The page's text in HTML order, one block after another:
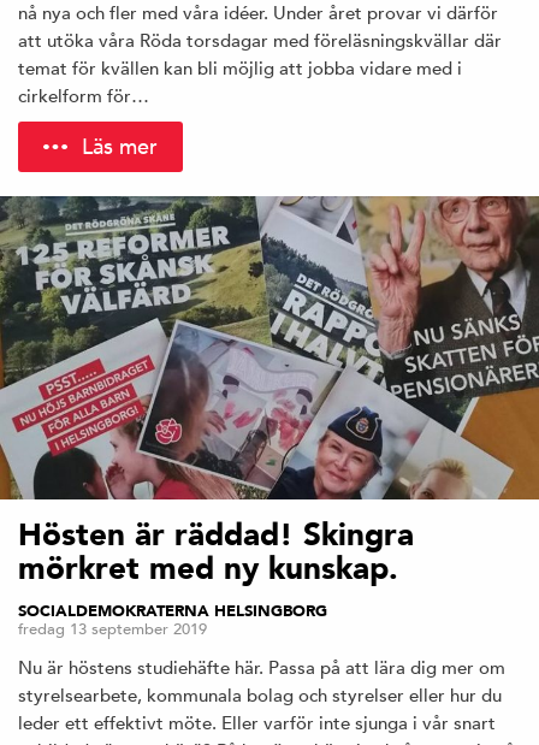
nå nya och fler med våra idéer. Under året provar vi därför
att utöka våra Röda torsdagar med föreläsningskvällar där
temat för kvällen kan bli möjlig att jobba vidare med i
cirkelform för…
Läs mer
Hösten är räddad! Skingra
mörkret med ny kunskap.
SOCIALDEMOKRATERNA HELSINGBORG
fredag 13 september 2019
Nu är höstens studiehäfte här. Passa på att lära dig mer om
styrelsearbete, kommunala bolag och styrelser eller hur du
leder ett effektivt möte. Eller varför inte sjunga i vår snart